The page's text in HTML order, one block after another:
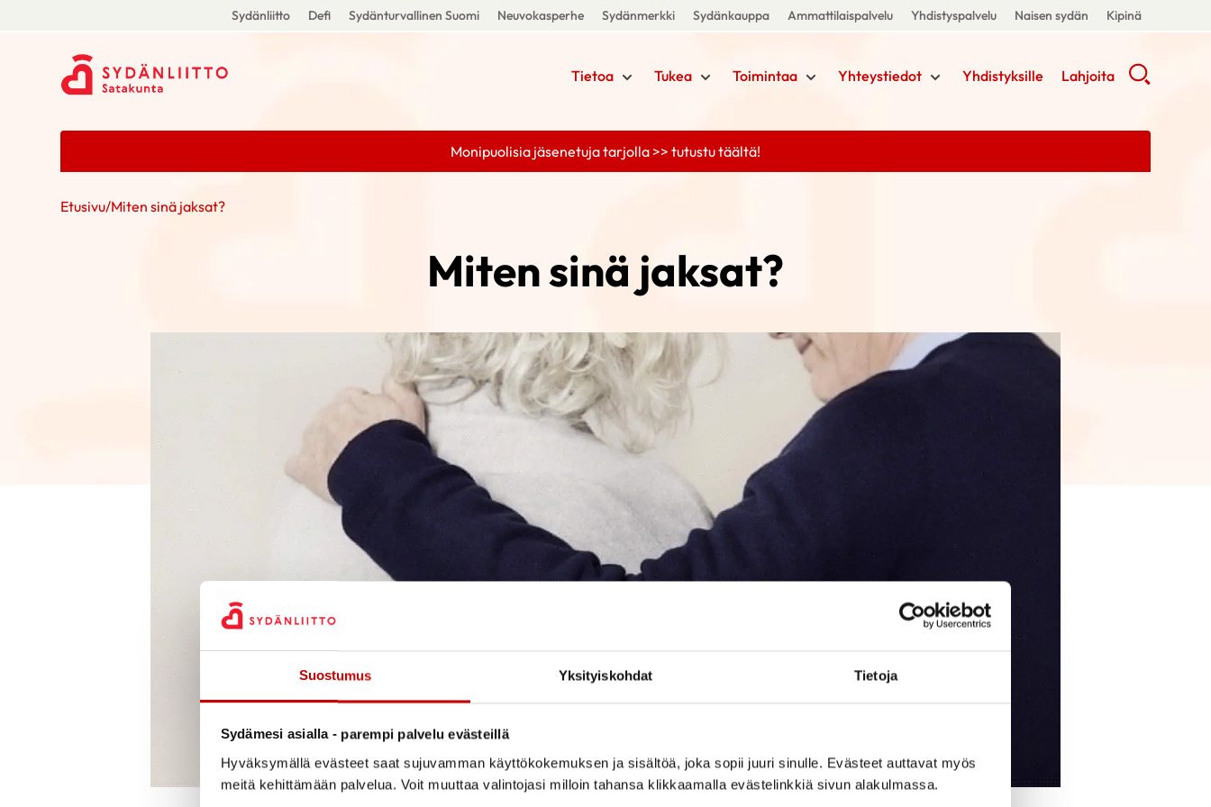
Suostumus Yksityiskohdat Tietoja
Sydämesi asialla - parempi palvelu evästeillä
Hyväksymällä evästeet saat sujuvamman käyttökokemuksen ja sisältöä, joka sopii juuri sinulle. Evästeet auttavat myös
meitä kehittämään palvelua. Voit muuttaa valintojasi milloin tahansa klikkaamalla evästelinkkiä sivun alakulmassa.
Sydänliitto Defi Sydänturvallinen Suomi Neuvokasperhe Sydänmerkki Sydänkauppa Ammattilaispalvelu Yhdistyspalvelu Naisen sydän Kipinä
Tietoa Tukea Toimintaa Yhteystiedot Yhdistyksille Lahjoita
Monipuolisia jäsenetuja tarjolla >> tutustu täältä!
Etusivu/Miten sinä jaksat?
Miten sinä jaksat?